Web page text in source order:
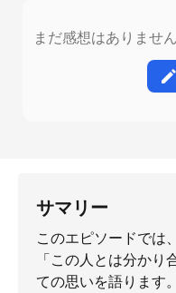
まだ感想はありませ
サマリー
このエピソードでは
「この人とは分か
ての思いを語ります